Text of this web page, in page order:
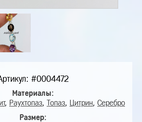
#0004472
Материалы:
, Раухтопаз, Топаз, Цитрин, Серебро
Размер: